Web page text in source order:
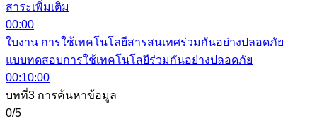
สาระเพิ่มเติม
00:00
ใบงาน การใช้เทคโนโลยีสารสนเทศร่วมกันอย่างปลอดภัย
แบบทดสอบการใช้เทคโนโลยีร่วมกันอย่างปลอดภัย
00:10:00
บทที่3 การค้นหาข้อมูล
0/5